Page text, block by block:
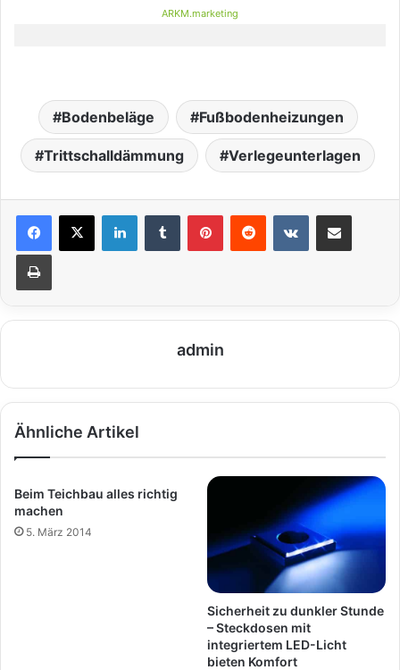
ARKM.marketing
Bodenbeläge Fußbodenheizungen
Trittschalldämmung Verlegeunterlagen
admin
Ähnliche Artikel
Beim Teichbau alles richtig
machen
5. März 2014
Sicherheit zu dunkler Stunde
– Steckdosen mit
integriertem LED-Licht
bieten Komfort